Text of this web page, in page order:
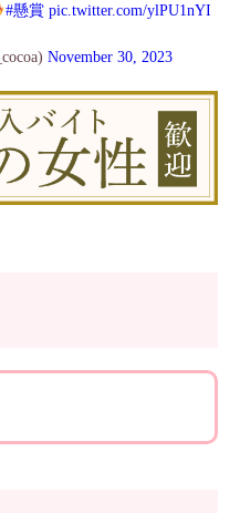
#懸賞 pic.twitter.com/ylPU1nYI
November 30, 2023